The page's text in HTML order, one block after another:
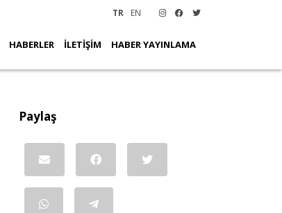
TR EN
HABERLER İLETİŞİM HABER YAYINLAMA
Paylaş